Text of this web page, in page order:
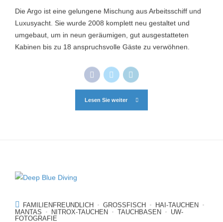
Die Argo ist eine gelungene Mischung aus Arbeitsschiff und
Luxusyacht. Sie wurde 2008 komplett neu gestaltet und
umgebaut, um in neun geräumigen, gut ausgestatteten
Kabinen bis zu 18 anspruchsvolle Gäste zu verwöhnen.
Lesen Sie weiter
FAMILIENFREUNDLICH GROSSFISCH
HAI-TAUCHEN
MANTAS
NITROX-TAUCHEN TAUCHBASEN
UW-
FOTOGRAFIE